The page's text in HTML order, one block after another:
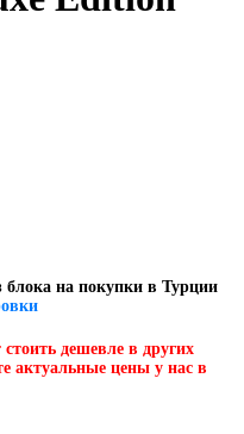
блока на покупки в Турции
дешевле в других
актуальные цены у нас в